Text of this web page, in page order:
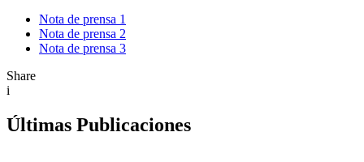
Nota de prensa 1
Nota de prensa 2
Nota de prensa 3
Share
i
Últimas Publicaciones